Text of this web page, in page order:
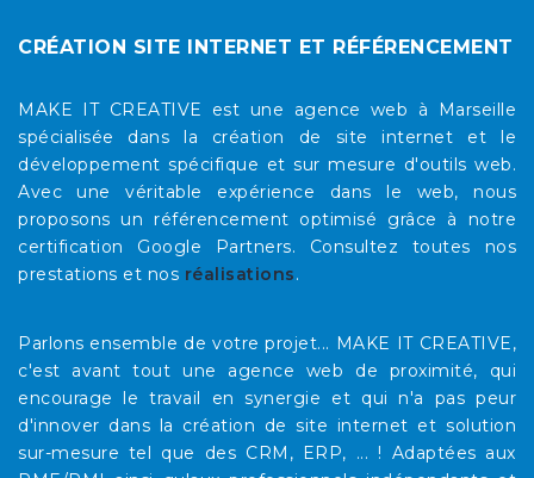
CRÉATION SITE INTERNET ET RÉFÉRENCEMENT
MAKE IT CREATIVE est une agence web à Marseille
spécialisée dans la création de site internet et le
développement spécifique et sur mesure d'outils web.
Avec une véritable expérience dans le web, nous
proposons un référencement optimisé grâce à notre
certification Google Partners. Consultez toutes nos
prestations et nos réalisations.
Parlons ensemble de votre projet... MAKE IT CREATIVE,
c'est avant tout une agence web de proximité, qui
encourage le travail en synergie et qui n'a pas peur
d'innover dans la création de site internet et solution
sur-mesure tel que des CRM, ERP, ... ! Adaptées aux